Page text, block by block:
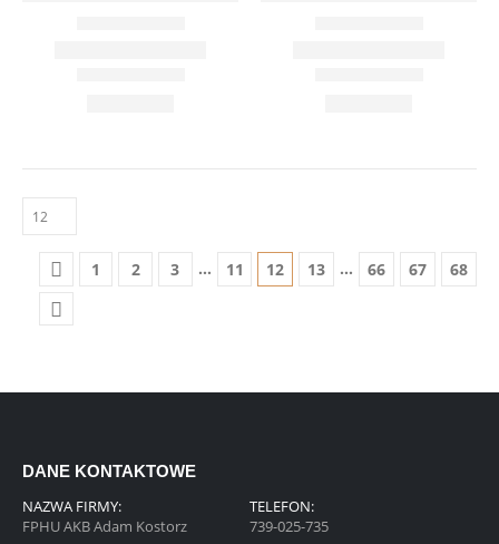
1 2 3 … 11 12 13 … 66 67 68
DANE KONTAKTOWE
NAZWA FIRMY:
FPHU AKB Adam Kostorz
TELEFON:
739-025-735